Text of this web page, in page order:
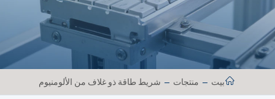
بيت منتجات شريط طاقة ذو غلاف من الألومنيوم